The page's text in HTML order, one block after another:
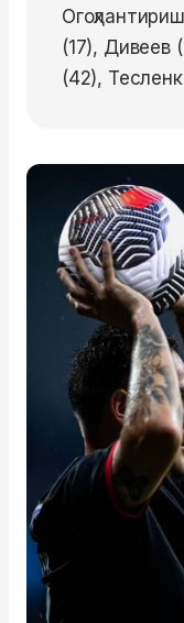
(17), Дивеев
(42),